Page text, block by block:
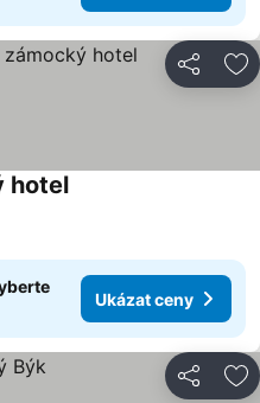
Sdílet
hotelUkázat ceny
Ukázat ceny
Sdílet